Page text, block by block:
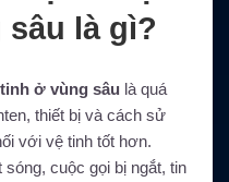
là gì?
ở vùng sâu là quá
thiết bị và cách sử
với vệ tinh tốt hơn.
cuộc gọi bị ngắt, tin